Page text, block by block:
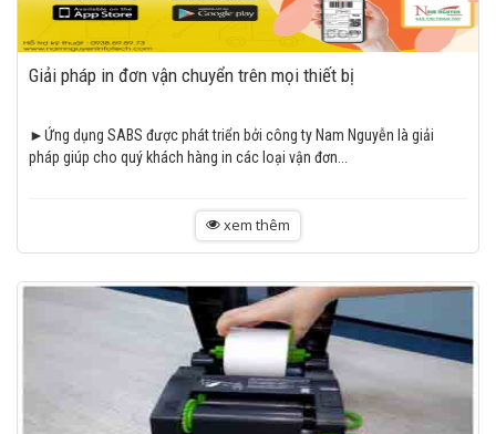
Giải pháp in đơn vận chuyển trên mọi thiết bị
►Ứng dụng SABS được phát triển bởi công ty Nam Nguyễn là giải
pháp giúp cho quý khách hàng in các loại vận đơn...
xem thêm